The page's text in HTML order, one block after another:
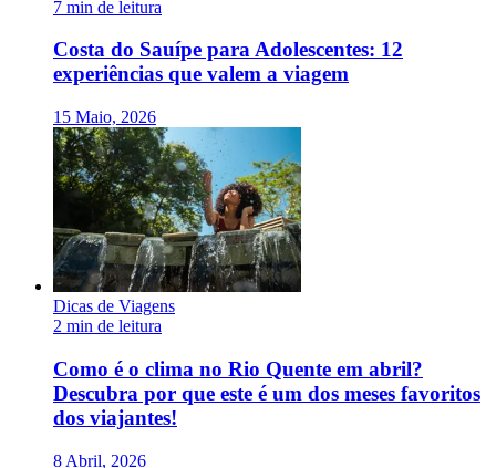
7 min de leitura
Costa do Sauípe para Adolescentes: 12
experiências que valem a viagem
15 Maio, 2026
Dicas de Viagens
2 min de leitura
Como é o clima no Rio Quente em abril?
Descubra por que este é um dos meses favoritos
dos viajantes!
8 Abril, 2026